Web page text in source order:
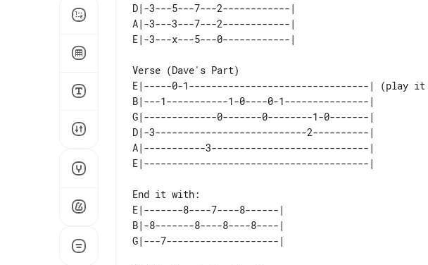
D|-3---5---7---
A|-3---3---7---
E|-----0-1--------------------------------| (play it
B|---1-----------1-0----0-
G|-------------0-------
D|-
A|-----------
E|-------8----7----8------|
B|-8-------8----8----8----|